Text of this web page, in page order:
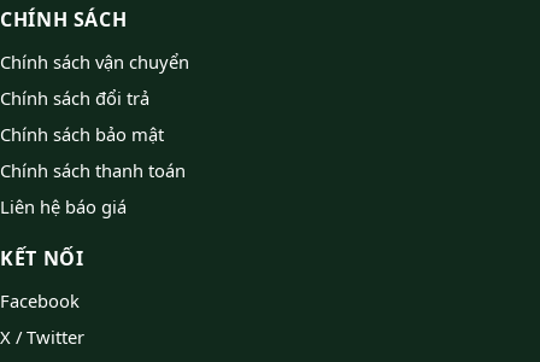
CHÍNH SÁCH
Chính sách vận chuyển
Chính sách đổi trả
Chính sách bảo mật
Chính sách thanh toán
Liên hệ báo giá
KẾT NỐI
Facebook
X / Twitter